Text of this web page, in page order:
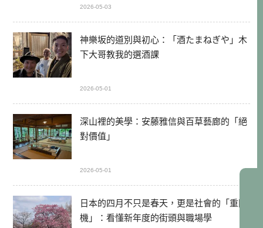
2026-05-03
神樂坂的道別與初心：「酒たまねぎや」木
下大哥教我的選酒課
2026-05-01
深山裡的美學：安藤雅信與百草藝廊的「絕
對價值」
2026-05-01
日本的四月不只是春天，更是社會的「重開
機」：看懂新年度的街頭與職場學